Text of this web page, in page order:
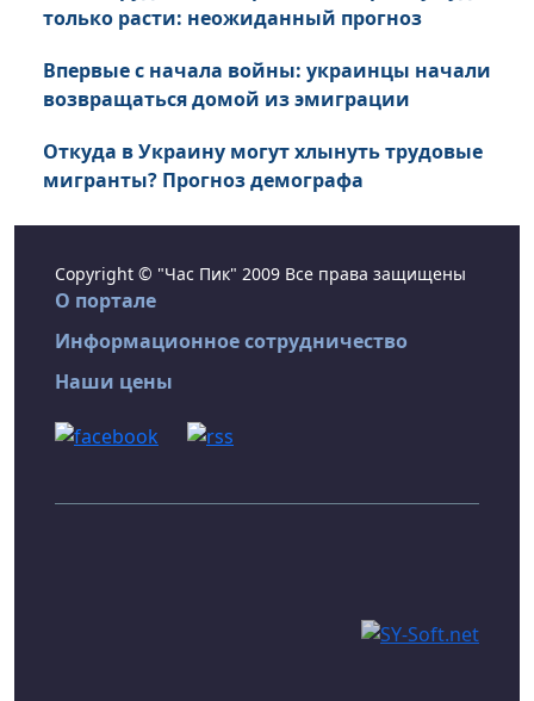
только расти: неожиданный прогноз
Впервые с начала войны: украинцы начали
возвращаться домой из эмиграции
Откуда в Украину могут хлынуть трудовые
мигранты? Прогноз демографа
Copyright © "Час Пик" 2009 Все права защищены
О портале
Информационное сотрудничество
Наши цены